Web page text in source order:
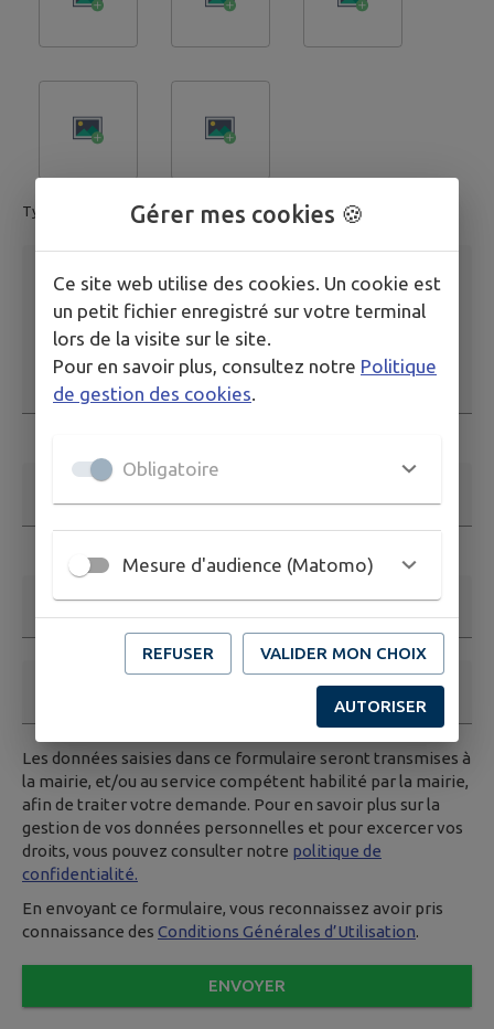
Type de fichier accepté: image.
Description *
Nom et prénom
Les données saisies dans ce formulaire seront transmises à
la mairie, et/ou au service compétent habilité par la mairie,
afin de traiter votre demande. Pour en savoir plus sur la
gestion de vos données personnelles et pour excercer vos
droits, vous pouvez consulter notre politique de
confidentialité.
En envoyant ce formulaire, vous reconnaissez avoir pris
connaissance des Conditions Générales d’Utilisation.
ENVOYER
Gérer mes cookies 🍪
Ce site web utilise des cookies. Un cookie est
un petit fichier enregistré sur votre terminal
lors de la visite sur le site.
Pour en savoir plus, consultez notre Politique
de gestion des cookies
Obligatoire
Mesure d'audience (Matomo)
REFUSER VALIDER MON CHOIX
AUTORISER